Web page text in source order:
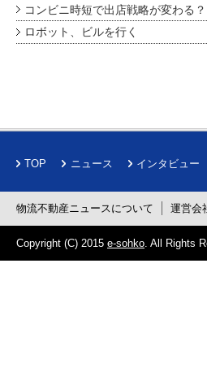
コンビニ時短で出店戦略が変わる？
ロボット、ビルを行く
TOP ニュース インタビュー
物流不動産ニュースについて 運営会
Copyright (C) 2015 e-sohko. All Rights